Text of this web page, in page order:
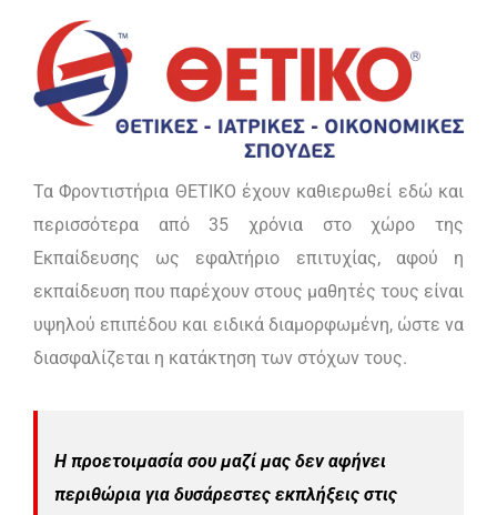
Τα Φροντιστήρια ΘΕΤΙΚΟ έχουν καθιερωθεί εδώ και
περισσότερα από 35 χρόνια στο χώρο της
Εκπαίδευσης ως εφαλτήριο επιτυχίας, αφού η
εκπαίδευση που παρέχουν στους μαθητές τους είναι
υψηλού επιπέδου και ειδικά διαμορφωμένη, ώστε να
διασφαλίζεται η κατάκτηση των στόχων τους.
Η προετοιμασία σου μαζί μας δεν αφήνει
περιθώρια για δυσάρεστες εκπλήξεις στις